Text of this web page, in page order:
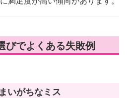
びでよくある失敗例
いがちなミス